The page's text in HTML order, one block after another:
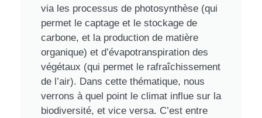
via les processus de photosynthèse (qui
permet le captage et le stockage de
carbone, et la production de matière
organique) et d’évapotranspiration des
végétaux (qui permet le rafraîchissement
de l’air). Dans cette thématique, nous
verrons à quel point le climat influe sur la
biodiversité, et vice versa. C’est entre